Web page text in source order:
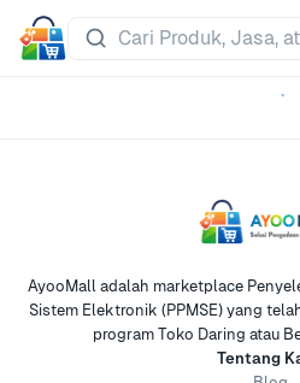
AyooMall adalah marketplace
Sistem Elektronik (PPMSE) yang
program Toko Daring atau
Tentang